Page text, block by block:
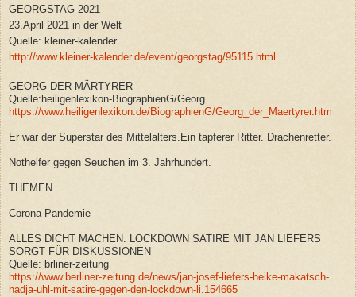
GEORGSTAG 2021
23.April 2021 in der Welt
Quelle:.kleiner-kalender
http://www.kleiner-kalender.de/event/georgstag/95115.html
GEORG DER MÄRTYRER
Quelle:heiligenlexikon-BiographienG/Georg...
https://www.heiligenlexikon.de/BiographienG/Georg_der_Maertyrer.htm
Er war der Superstar des Mittelalters.Ein tapferer Ritter. Drachenretter.
Nothelfer gegen Seuchen im 3. Jahrhundert.
THEMEN
Corona-Pandemie
ALLES DICHT MACHEN: LOCKDOWN SATIRE MIT JAN LIEFERS
SORGT FÜR DISKUSSIONEN
Quelle: brliner-zeitung
https://www.berliner-zeitung.de/news/jan-josef-liefers-heike-makatsch-
nadja-uhl-mit-satire-gegen-den-lockdown-li.154665